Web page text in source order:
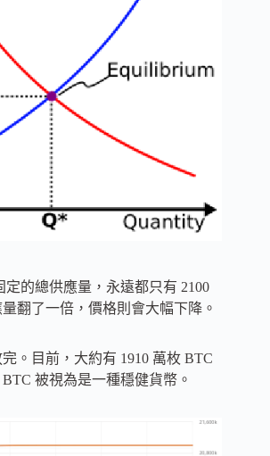
定的總供應量，永遠都只有 2100
翻了一倍，價格則會大幅下降。
。目前，大約有 1910 萬枚 BTC
被視為是一種穩健貨幣。